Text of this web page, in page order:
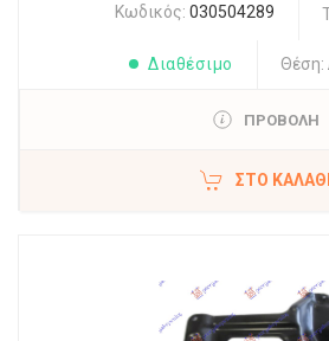
Κωδικός: 030504289
Διαθέσιμο Θέση:
ΠΡΟΒΟΛΗ
ΣΤΟ ΚΑΛΆΘΙ